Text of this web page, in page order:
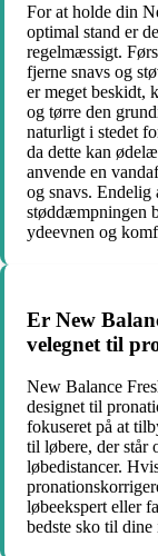
For at holde din
optimal stand er
regelmæssigt.
fjerne snavs og
er meget beskidt,
og tørre den
naturligt i stedet
da dette kan
anvende en
og snavs. Endelig
støddæmpningen
ydeevnen og
Er New
velegnet til
New Balance
designet til
fokuseret på at
til løbere, der står
løbedistancer.
løbeekspert eller
bedste sko til